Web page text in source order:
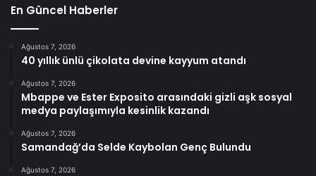
En Güncel Haberler
Ağustos 7, 2026
40 yıllık ünlü çikolata devine kayyum atandı
Ağustos 7, 2026
Mbappe ve Ester Exposito arasındaki gizli aşk sosyal
medya paylaşımıyla kesinlik kazandı
Ağustos 7, 2026
Samandağ’da Selde Kaybolan Genç Bulundu
Ağustos 7, 2026